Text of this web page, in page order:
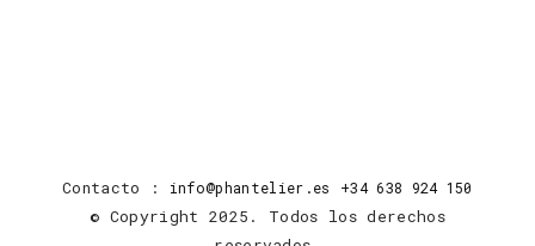
Contacto : info@phantelier.es +34 638 924 150
© Copyright 2025. Todos los derechos